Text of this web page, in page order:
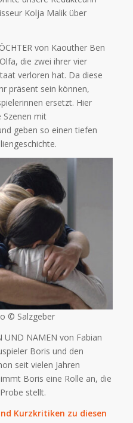
Kolja Malik über
von Kaouther Ben
die zwei ihrer vier
verloren hat. Da diese
präsent sein können,
ersetzt. Hier
Szenen mit
geben so einen tiefen
© Salzgeber
UND NAMEN von Fabian
Boris und den
seit vielen Jahren
Boris eine Rolle an, die
stellt.
Kurzkritiken zu diesen